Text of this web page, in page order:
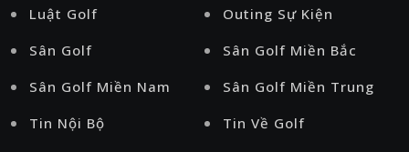
Luật Golf
Outing Sự Kiện
Sân Golf
Sân Golf Miền Bắc
Sân Golf Miền Nam
Sân Golf Miền Trung
Tin Nội Bộ
Tin Về Golf